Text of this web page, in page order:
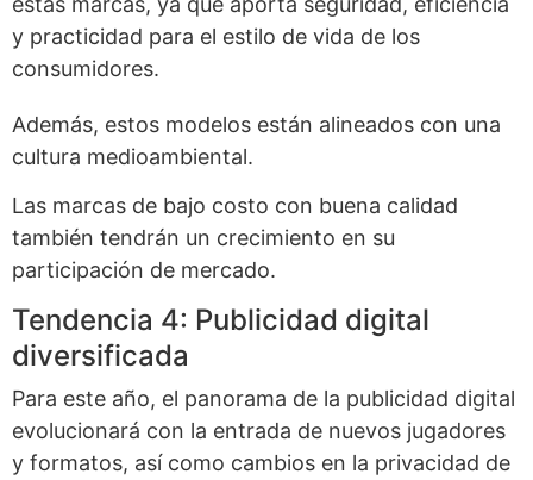
y practicidad para el estilo de vida de los
consumidores.
Además, estos modelos están alineados con una
cultura medioambiental.
Las marcas de bajo costo con buena calidad
también tendrán un crecimiento en su
participación de mercado.
Tendencia 4: Publicidad digital
diversificada
Para este año, el panorama de la publicidad digital
evolucionará con la entrada de nuevos jugadores
y formatos, así como cambios en la privacidad de